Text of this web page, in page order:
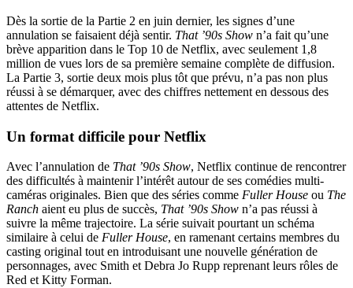
Dès la sortie de la Partie 2 en juin dernier, les signes d’une
annulation se faisaient déjà sentir. That ’90s Show n’a fait qu’une
brève apparition dans le Top 10 de Netflix, avec seulement 1,8
million de vues lors de sa première semaine complète de diffusion.
La Partie 3, sortie deux mois plus tôt que prévu, n’a pas non plus
réussi à se démarquer, avec des chiffres nettement en dessous des
attentes de Netflix.
Un format difficile pour Netflix
Avec l’annulation de That ’90s Show, Netflix continue de rencontrer
des difficultés à maintenir l’intérêt autour de ses comédies multi-
caméras originales. Bien que des séries comme Fuller House ou The
Ranch aient eu plus de succès, That ’90s Show n’a pas réussi à
suivre la même trajectoire. La série suivait pourtant un schéma
similaire à celui de Fuller House, en ramenant certains membres du
casting original tout en introduisant une nouvelle génération de
personnages, avec Smith et Debra Jo Rupp reprenant leurs rôles de
Red et Kitty Forman.